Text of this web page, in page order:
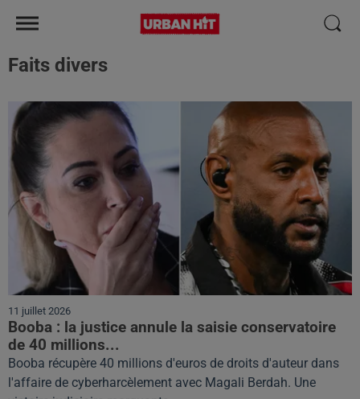
Faits divers
11 juillet 2026
Booba : la justice annule la saisie conservatoire
de 40 millions...
Booba récupère 40 millions d'euros de droits d'auteur dans
l'affaire de cyberharcèlement avec Magali Berdah. Une